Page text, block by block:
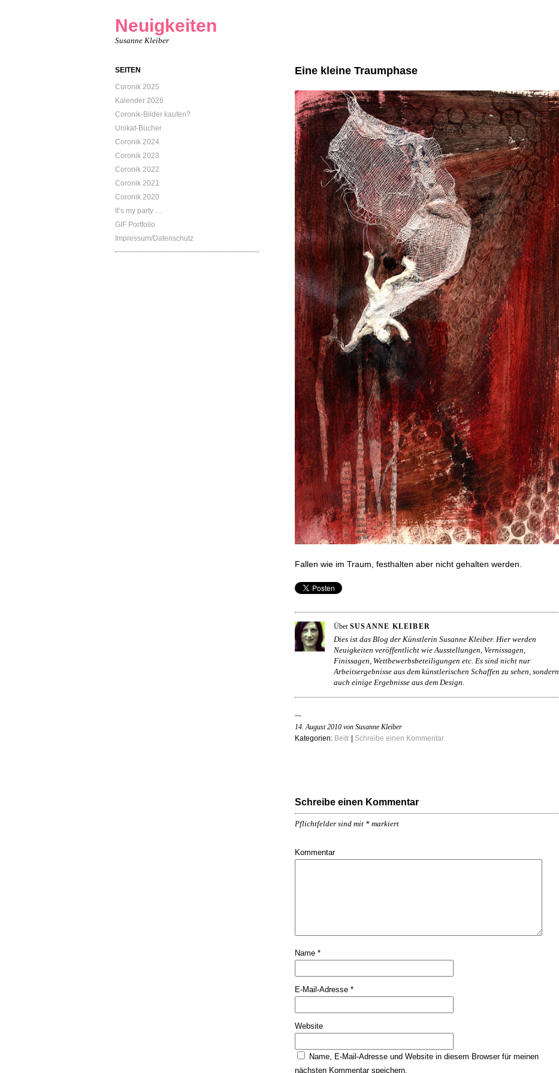
Neuigkeiten
Susanne Kleiber
SEITEN
Coronik 2025
Kalender 2026
Coronik-Bilder kaufen?
Unikat-Bücher
Coronik 2024
Coronik 2023
Coronik 2022
Coronik 2021
Coronik 2020
It’s my party …
GIF Portfolio
Impressum/Datenschutz
Eine kleine Traumphase
Fallen wie im Traum, festhalten aber nicht gehalten werden.
Über SUSANNE KLEIBER
Dies ist das Blog der Künstlerin Susanne Kleiber. Hier werden
Neuigkeiten veröffentlicht wie Ausstellungen, Vernissagen,
Finissagen, Wettbewerbsbeteiligungen etc. Es sind nicht nur
Arbeitsergebnisse aus dem künstlerischen Schaffen zu sehen, sondern
auch einige Ergebnisse aus dem Design.
14. August 2010 von Susanne Kleiber
Kategorien: Beitr | Schreibe einen Kommentar
Schreibe einen Kommentar
Pflichtfelder sind mit * markiert
Kommentar
Name *
E-Mail-Adresse *
Website
Name, E-Mail-Adresse und Website in diesem Browser für meinen
nächsten Kommentar speichern.